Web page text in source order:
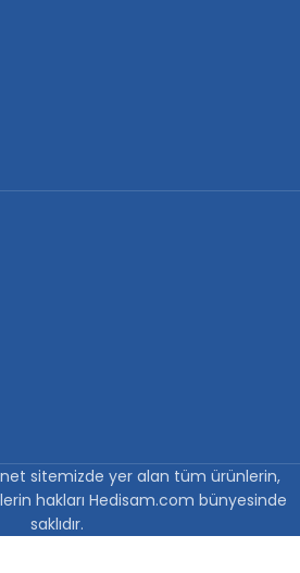
sitemizde yer alan tüm ürünlerin,
hakları Hedisam.com bünyesinde
saklıdır.